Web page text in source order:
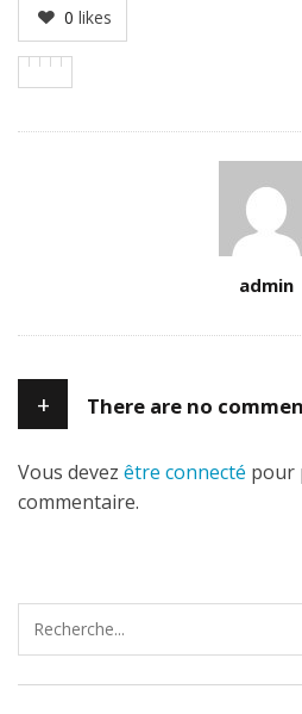
0 likes
admin
+ There are no
Vous devez être connecté pour
commentaire.